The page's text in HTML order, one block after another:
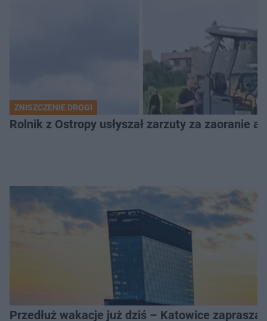
ZNISZCZENIE DROGI
Rolnik z Ostropy usłyszał zarzuty za zaoranie
Przedłuż wakacje już dziś – Katowice